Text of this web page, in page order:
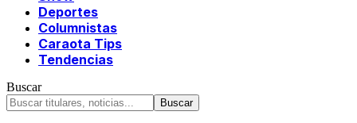
Deportes
Columnistas
Caraota Tips
Tendencias
Buscar